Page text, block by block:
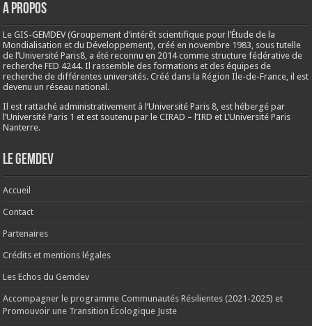
A propos
Le GIS-GEMDEV (Groupement d’intérêt scientifique pour l’Étude de la
Mondialisation et du Développement), créé ennovembre 1983 , sous tutelle
de l’Université Paris8, a été reconnu en 2014 comme structure fédérative de
recherche FED 4244. Il rassemble des formations et des équipes de
recherche de différentes universités. Créé dans la Région Ile-de-France, il est
devenu un réseau national.
Il est rattaché administrativement à l’Université Paris 8, est hébergé par
l’Université Paris 1 et est soutenu par le CIRAD – l’IRD et L’Université Paris
Nanterre.
Le Gemdev
Accueil
Contact
Partenaires
Crédits et mentions légales
Les Echos du Gemdev
Accompagner le programme Communautés Résilientes (2021-2025) et
Promouvoir une Transition Écologique Juste